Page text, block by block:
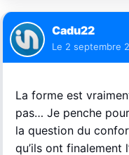
Cadu22
Le 2 septembre
La forme est
pas… Je penche
la question du
qu’ils ont finalement